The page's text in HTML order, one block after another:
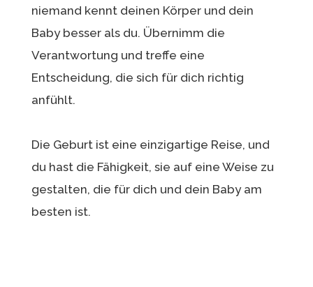
niemand kennt deinen Körper und dein
Baby besser als du. Übernimm die
Verantwortung und treffe eine
Entscheidung, die sich für dich richtig
anfühlt.
Die Geburt ist eine einzigartige Reise, und
du hast die Fähigkeit, sie auf eine Weise zu
gestalten, die für dich und dein Baby am
besten ist.